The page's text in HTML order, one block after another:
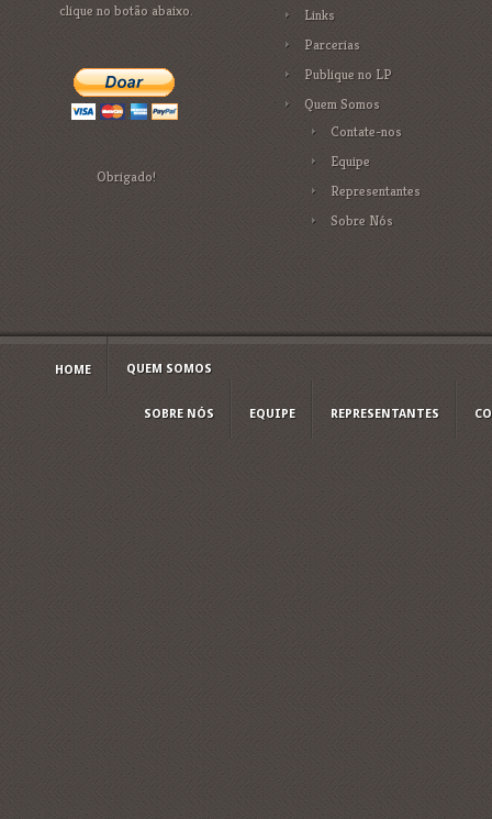
clique no botão abaixo.
Obrigado!
Links
Parcerias
Publique no LP
Quem Somos
Contate-nos
Equipe
Representantes
Sobre Nós
HOME QUEM SOMOS
SOBRE NÓS EQUIPE REPRESENTANTES